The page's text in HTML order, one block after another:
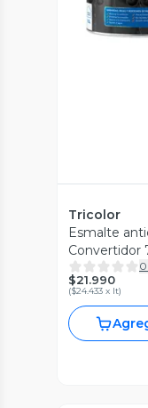
Tricolor
Esmalte
Convertidor
negro 1/4
0
$21.990
($24.433 x lt)